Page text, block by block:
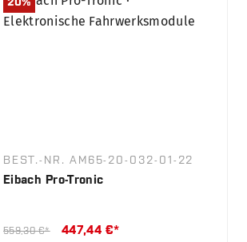
BEST.-NR. AM65-20-032-01-22
Eibach Pro-Tronic
559,30 €* 447,44 €*